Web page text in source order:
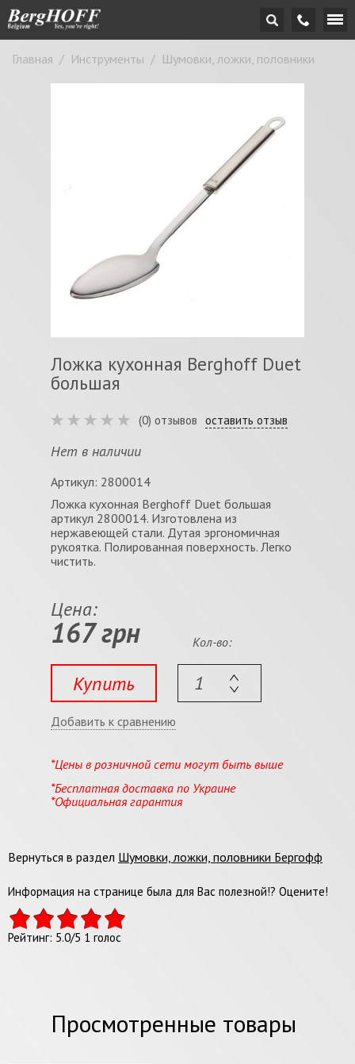
Главная / Инструменты / Шумовки, ложки, половники
Ложка кухонная Berghoff Duet
большая
(0) отзывов оставить отзыв
Нет в наличии
Артикул: 2800014
Ложка кухонная Berghoff Duet большая
артикул 2800014. Изготовлена из
нержавеющей стали. Дутая эргономичная
рукоятка. Полированная поверхность. Легко
чистить.
Цена:
167 грн
Купить
Кол-во:
Добавить к сравнению
*Цены в розничной сети могут быть выше
*Бесплатная доставка по Украине
*Официальная гарантия
Вернуться в раздел Шумовки, ложки, половники Бергофф
Информация на странице была для Вас полезной!? Оцените!
Рейтинг: 5.0/5 1 голос
Просмотренные товары